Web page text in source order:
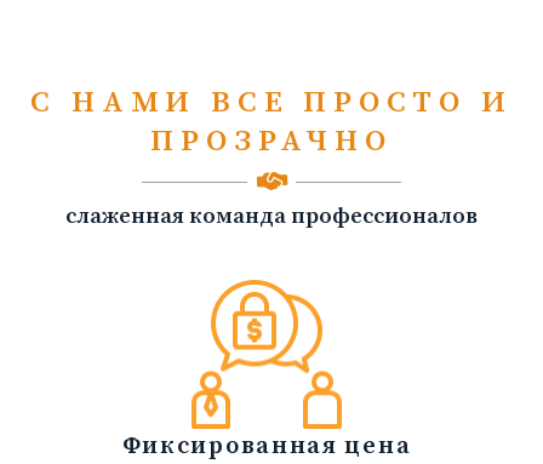
С НАМИ ВСЕ ПРОСТО И
ПРОЗРАЧНО
слаженная команда профессионалов
Фиксированная цена